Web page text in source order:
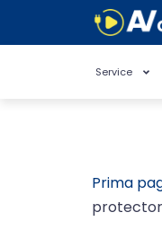
Service
Prima
protector